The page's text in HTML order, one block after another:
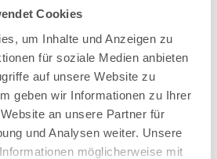
Cookies
um Inhalte und Anzeigen zu
für soziale Medien anbieten
auf unsere Website zu
geben wir Informationen zu Ihrer
an unsere Partner für
und Analysen weiter. Unsere
möglicherweise mit